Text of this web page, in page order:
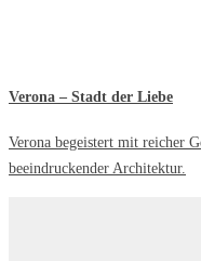
Verona – Stadt der Liebe
Verona begeistert mit reicher
beeindruckender Architektur.